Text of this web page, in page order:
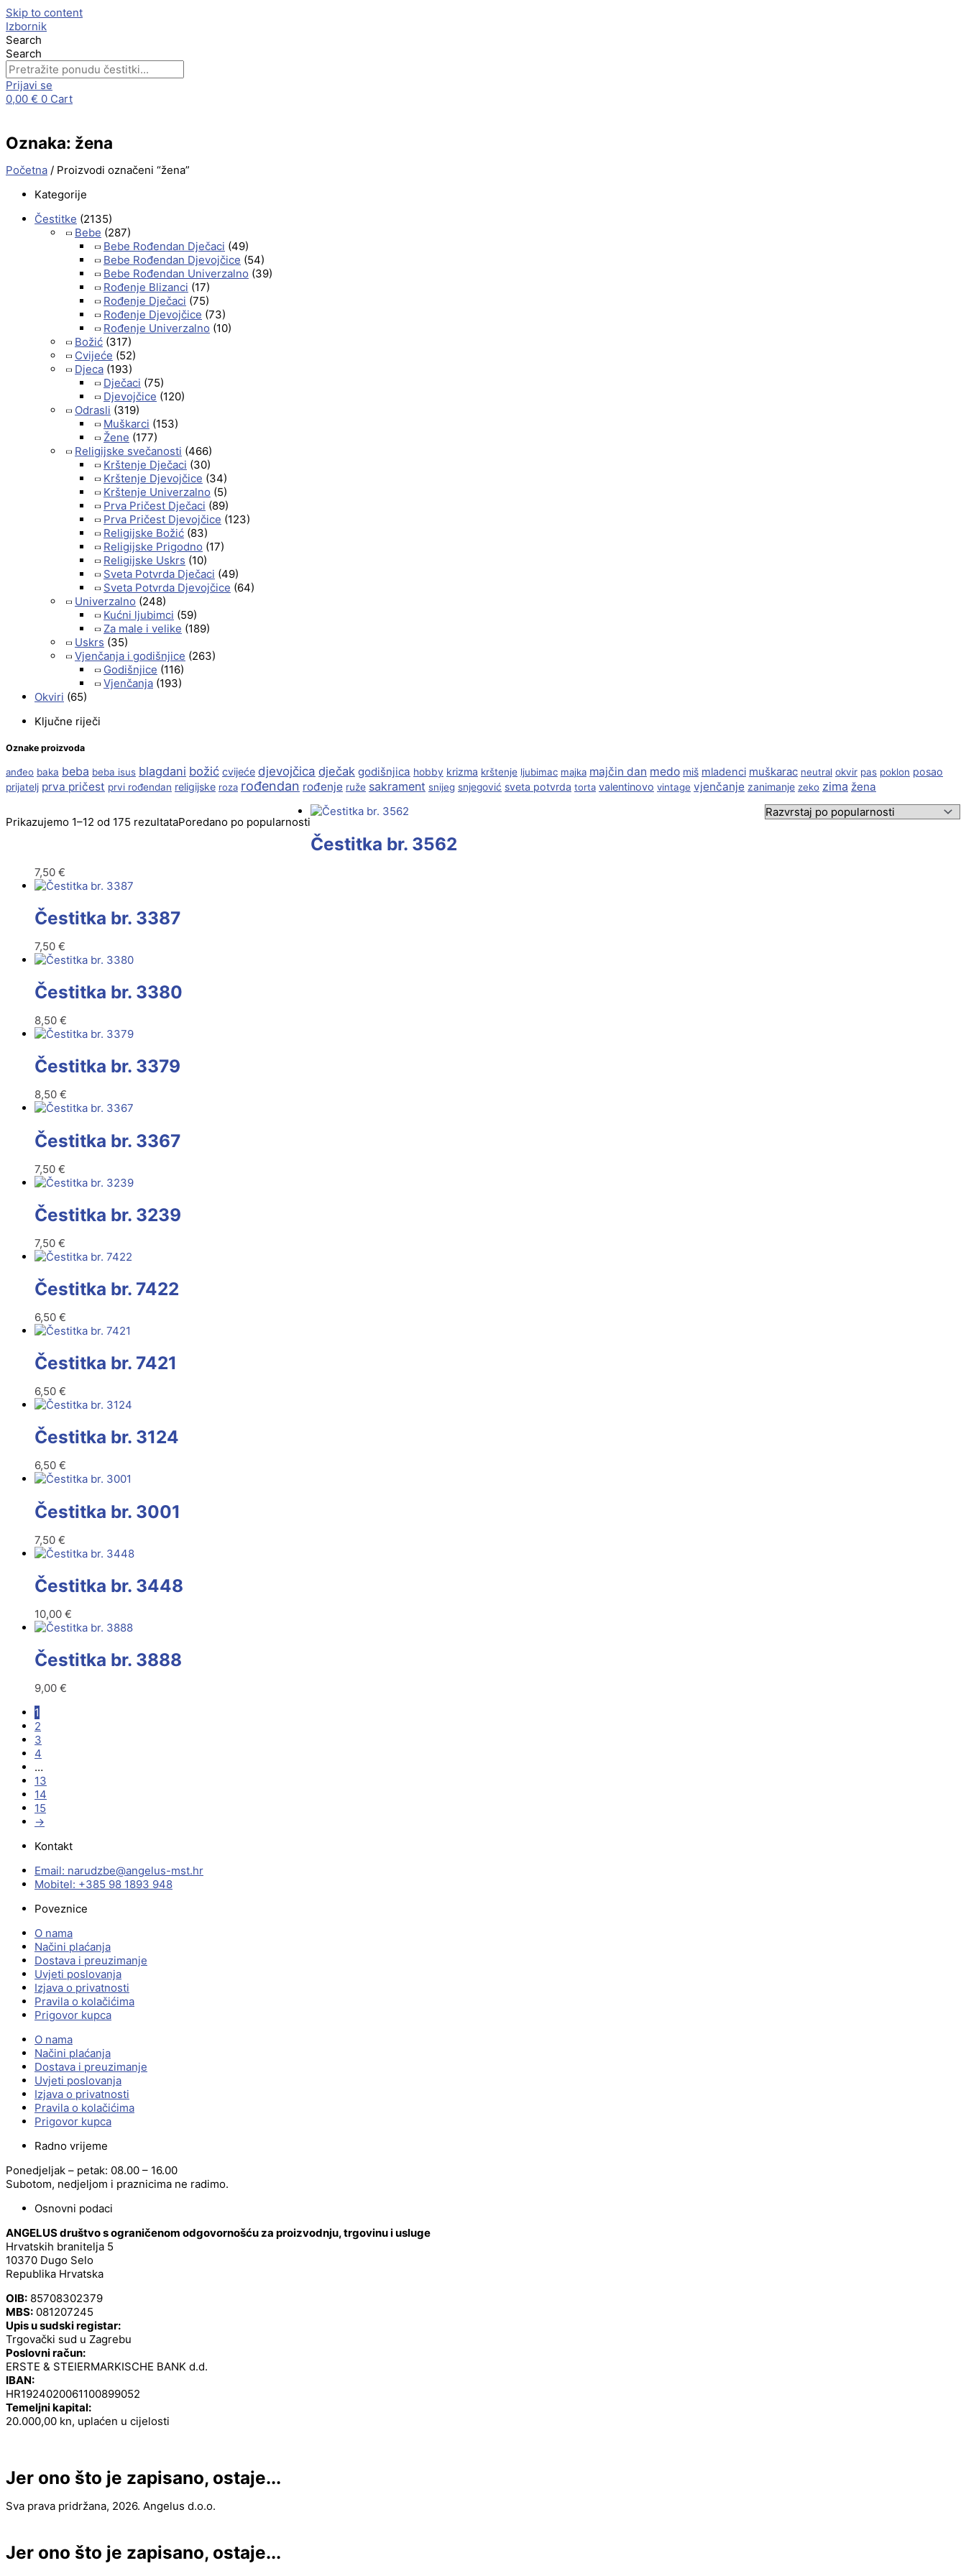
Skip to content
Izbornik
Search
Search
Prijavi se
0,00 € 0 Cart
Oznaka: žena
Početna / Proizvodi označeni “žena”
Kategorije
Čestitke (2135)
Bebe (287)
Bebe Rođendan Dječaci (49)
Bebe Rođendan Djevojčice (54)
Bebe Rođendan Univerzalno (39)
Rođenje Blizanci (17)
Rođenje Dječaci (75)
Rođenje Djevojčice (73)
Rođenje Univerzalno (10)
Božić (317)
Cvijeće (52)
Djeca (193)
Dječaci (75)
Djevojčice (120)
Odrasli (319)
Muškarci (153)
Žene (177)
Religijske svečanosti (466)
Krštenje Dječaci (30)
Krštenje Djevojčice (34)
Krštenje Univerzalno (5)
Prva Pričest Dječaci (89)
Prva Pričest Djevojčice (123)
Religijske Božić (83)
Religijske Prigodno (17)
Religijske Uskrs (10)
Sveta Potvrda Dječaci (49)
Sveta Potvrda Djevojčice (64)
Univerzalno (248)
Kućni ljubimci (59)
Za male i velike (189)
Uskrs (35)
Vjenčanja i godišnjice (263)
Godišnjice (116)
Vjenčanja (193)
Okviri (65)
Ključne riječi
Oznake proizvoda
anđeo baka beba beba isus blagdani božić cvijeće djevojčica dječak godišnjica hobby krizma krštenje ljubimac majka majčin dan medo miš mladenci muškarac neutral okvir pas poklon posao
prijatelj prva pričest prvi rođendan religijske roza rođendan rođenje ruže sakrament snijeg snjegović sveta potvrda torta valentinovo vintage vjenčanje zanimanje zeko zima žena
Prikazujemo 1–12 od 175 rezultataPoredano po popularnosti
Čestitka br. 3562
7,50 €
Čestitka br. 3387
7,50 €
Čestitka br. 3380
8,50 €
Čestitka br. 3379
8,50 €
Čestitka br. 3367
7,50 €
Čestitka br. 3239
7,50 €
Čestitka br. 7422
6,50 €
Čestitka br. 7421
6,50 €
Čestitka br. 3124
6,50 €
Čestitka br. 3001
7,50 €
Čestitka br. 3448
10,00 €
Čestitka br. 3888
9,00 €
1
2
3
4
…
13
14
15
→
Kontakt
Email:
rh.tsm-sulegna
@ebzduran
Mobitel: +385 98 1893 948
Poveznice
O nama
Načini plaćanja
Dostava i preuzimanje
Uvjeti poslovanja
Izjava o privatnosti
Pravila o kolačićima
Prigovor kupca
O nama
Načini plaćanja
Dostava i preuzimanje
Uvjeti poslovanja
Izjava o privatnosti
Pravila o kolačićima
Prigovor kupca
Radno vrijeme
Ponedjeljak – petak: 08.00 – 16.00
Subotom, nedjeljom i praznicima ne radimo.
Osnovni podaci
ANGELUS društvo s ograničenom odgovornošću za proizvodnju, trgovinu i usluge
Hrvatskih branitelja 5
10370 Dugo Selo
Republika Hrvatska
OIB: 85708302379
MBS: 081207245
Upis u sudski registar:
Trgovački sud u Zagrebu
Poslovni račun:
ERSTE & STEIERMARKISCHE BANK d.d.
IBAN:
HR1924020061100899052
Temeljni kapital:
20.000,00 kn, uplaćen u cijelosti
Jer ono što je zapisano, ostaje...
Sva prava pridržana, 2026. Angelus d.o.o.
Jer ono što je zapisano, ostaje...